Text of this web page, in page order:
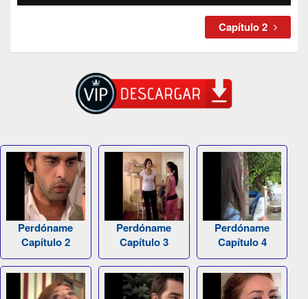
Capítulo 2
Perdóname
Capítulo 2
Perdóname
Capítulo 3
Perdóname
Capítulo 4